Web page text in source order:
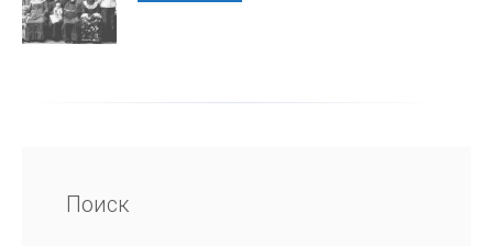
Поиск